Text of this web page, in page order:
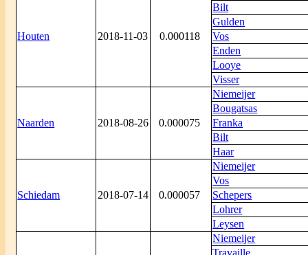
Houten 2018-11-03 0.000118
Bilt
Gulden
Vos
Enden
Looye
Visser
Naarden 2018-08-26 0.000075
Niemeijer
Bougatsas
Franka
Bilt
Haar
Schiedam 2018-07-14 0.000057
Niemeijer
Vos
Schepers
Lohrer
Leysen
Niemeijer
Travaille